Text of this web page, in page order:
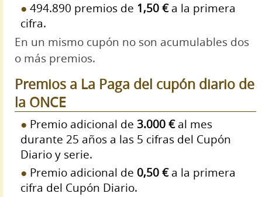
494.890 premios de 1,50 €a la primera
cifra.
En un mismo cupón no son acumulables dos
o más premios.
Premios a La Paga del cupón diario de
la ONCE
Premio adicional de 3.000 €al mes
durante 25 años a las 5 cifras del Cupón
Diario y serie.
Premio adicional de 0,50 €a la primera
cifra del Cupón Diario.